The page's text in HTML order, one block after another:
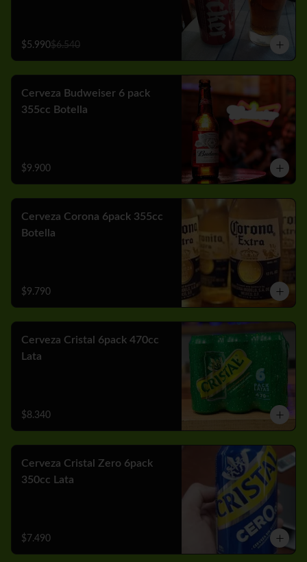
$5.990$6.540
Cerveza Budweiser 6 pack
355cc Botella
$9.900
Cerveza Corona 6pack 355cc
Botella
$9.790
Cerveza Cristal 6pack 470cc
Lata
$8.340
Cerveza Cristal Zero 6pack
350cc Lata
$7.490